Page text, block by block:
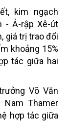
kim ngạch
- Ả-rập Xê-út
giá trị trao đổi
khoảng 15%
tác giữa hai
Võ Văn
Thamer
hợp tác giữa